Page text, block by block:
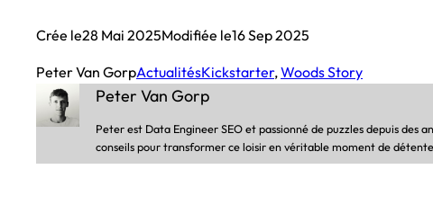
Crée le28 Mai 2025Modifiée le16 Sep 2025
Peter Van GorpActualitésKickstarter, Woods Story
Peter Van Gorp
Peter est Data Engineer SEO et passionné de puzzles depuis des
conseils pour transformer ce loisir en véritable moment de